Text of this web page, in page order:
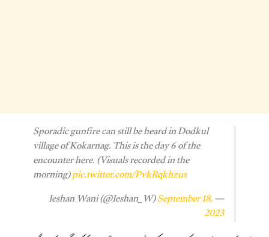
Sporadic gunfire can still be heard in Dodkul
village of Kokarnag. This is the day 6 of the
encounter here. (Visuals recorded in the
morning)pic.twitter.com/PvkRqkhzus
— Ieshan Wani (@Ieshan_W)
September 18,
2023